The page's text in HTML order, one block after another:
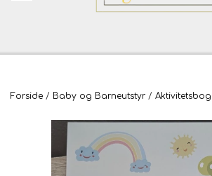
BigOutlet.dk
TÆPPER
Webshop ALT
Forside Baby og Barneutstyr